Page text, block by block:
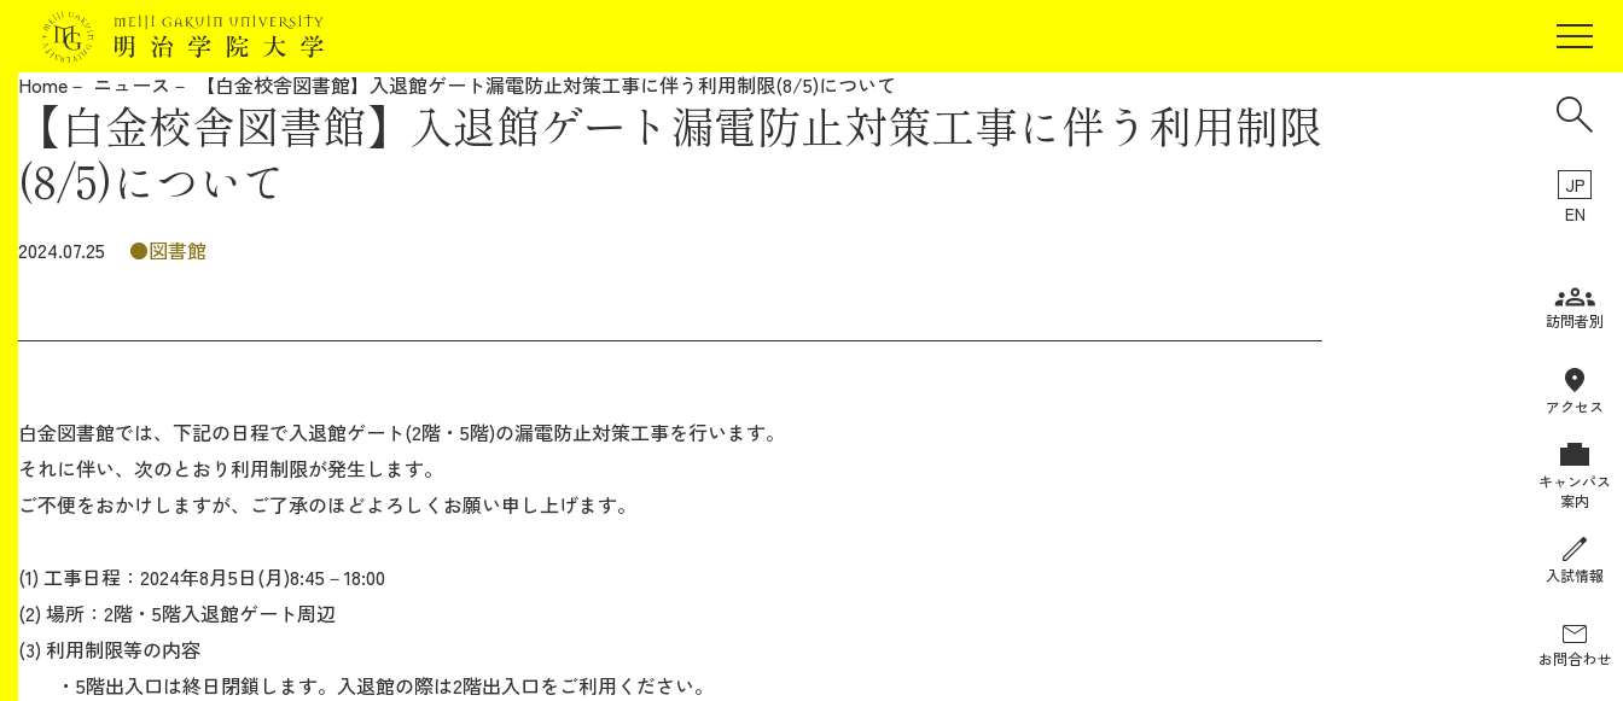
JP
EN
訪問者別
アクセス
キャンパス
案内
入試情報
お問合わせ
明治学院大学について
教育
研究
キャリア
生涯学習・社会連携
Home ニュース 【白金校舎図書館】入退館ゲート漏電防止対策工事に伴う利用制限(8/5)について
【白金校舎図書館】入退館ゲート漏電防止対策工事に伴う利用制限
(8/5)について
2024.07.25 図書館
白金図書館では、下記の日程で入退館ゲート(2階・5階)の漏電防止対策工事を行います。
それに伴い、次のとおり利用制限が発生します。
ご不便をおかけしますが、ご了承のほどよろしくお願い申し上げます。
(1) 工事日程：2024年8月5日(月)8:45－18:00
(2) 場所：2階・5階入退館ゲート周辺
(3) 利用制限等の内容
・5階出入口は終日閉鎖します。入退館の際は2階出入口をご利用ください。